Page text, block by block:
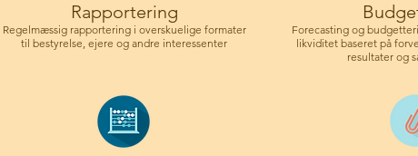
Rapportering
Regelmæssig rapportering i overskuelige formater
til bestyrelse, ejere og andre interessenter
Forecasting og
likviditet baseret på
resultater og